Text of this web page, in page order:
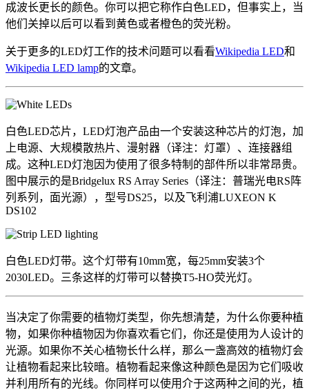
成波长更长的颜色。你可以把它称作白色LED，但事实上，当
他们关掉以后可以看到黄色或者橙色的荧光粉。
关于更多的LED灯工作的技术问题可以看看Wikipedia LED和
Wikipedia LED lamp的文章。
白色LED芯片，LED灯泡产品由一个安装这种芯片的灯泡，加
上电源、大规模散热片、漫射器（译注：灯罩）、连接器组
成。这种LED灯泡因为使用了很多特制的部件所以非常昂贵。
图中展示的是Bridgelux RS Array Series（译注： 普瑞光电RS 阵
列系列，面光源），型号DS25，以及飞利浦LUXEON K
DS102
白色LED灯带。这个灯带有10mm宽，每25mm安装3个
2030LED。三条这样的灯带可以替换T5-HO荧光灯。
当决定了你需要的植物灯类型，你先想清楚，为什么你要种植
物，如果你种植物因为你喜欢看它们，你还是使用为人设计的
光源。如果你不关心植物长什么样，那么一盏高效的植物灯会
让植物看起来比较暗。植物看起来像这种颜色是因为它们吸收
并利用所有的光线。你同样可以使用介于这两种之间的光，植